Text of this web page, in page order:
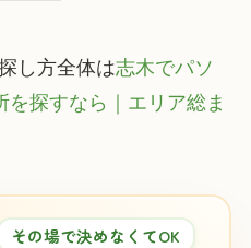
し方全体は志木でパソ
を探すなら｜エリア総ま
その場で決めなくてOK